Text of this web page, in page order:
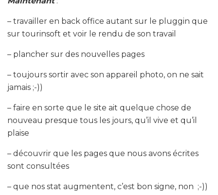
– travailler en back office autant sur le pluggin que
sur tourinsoft et voir le rendu de son travail
– plancher sur des nouvelles pages
– toujours sortir avec son appareil photo, on ne sait
jamais ;-))
– faire en sorte que le site ait quelque chose de
nouveau presque tous les jours, qu’il vive et qu’il
plaise
– découvrir que les pages que nous avons écrites
sont consultées
– que nos stat augmentent, c’est bon signe, non ;-))